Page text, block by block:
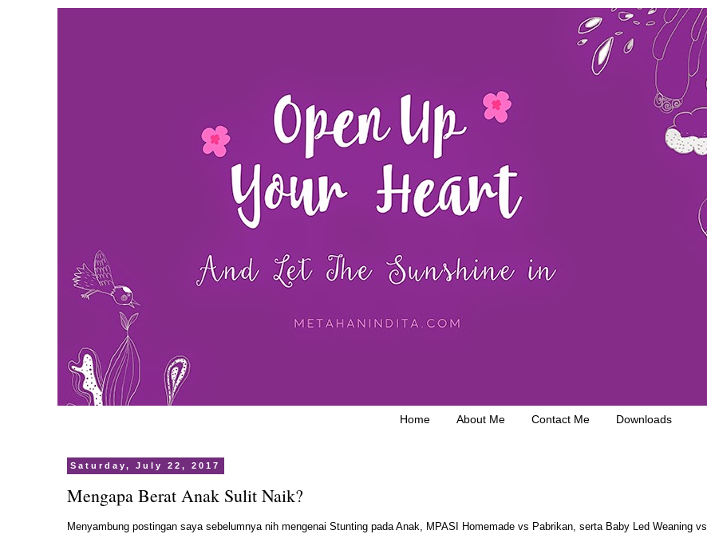
Home About Me Contact Me Downloads
Saturday, July 22, 2017
Mengapa Berat Anak Sulit Naik?
Menyambung postingan saya sebelumnya nih mengenai Stunting pada Anak, MPASI Homemade vs Pabrikan, serta Baby Led Weaning vs